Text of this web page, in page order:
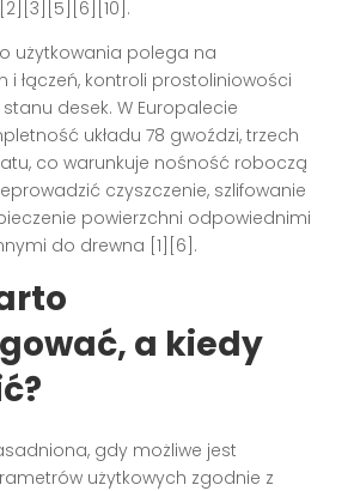
użytkowania polega na
i łączeń, kontroli prostoliniowości
desek. W Europalecie
układu 78 gwoździ, trzech
co warunkuje nośność roboczą
czyszczenie, szlifowanie
powierzchni odpowiednimi
do drewna [1][6].
a kiedy
gdy możliwe jest
użytkowych zgodnie z